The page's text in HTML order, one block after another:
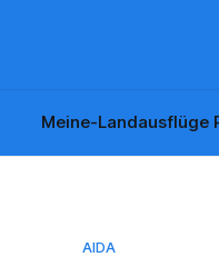
Meine-Landausflüge
AIDA